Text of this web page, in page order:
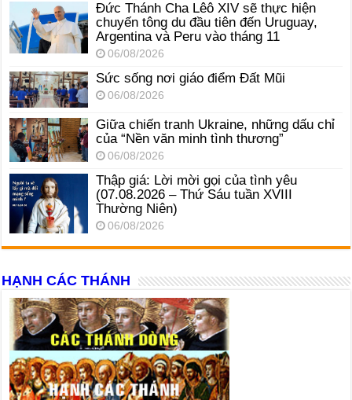
Đức Thánh Cha Lêô XIV sẽ thực hiện
chuyến tông du đầu tiên đến Uruguay,
Argentina và Peru vào tháng 11
06/08/2026
Sức sống nơi giáo điểm Đất Mũi
06/08/2026
Giữa chiến tranh Ukraine, những dấu chỉ
của “Nền văn minh tình thương”
06/08/2026
Thập giá: Lời mời gọi của tình yêu
(07.08.2026 – Thứ Sáu tuần XVIII
Thường Niên)
06/08/2026
HẠNH CÁC THÁNH